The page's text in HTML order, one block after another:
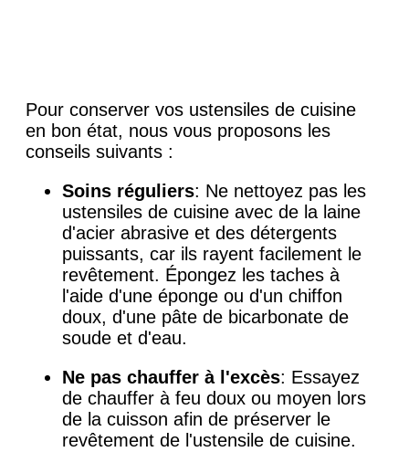
Pour conserver vos ustensiles de cuisine
en bon état, nous vous proposons les
conseils suivants :
Soins réguliers: Ne nettoyez pas les
ustensiles de cuisine avec de la laine
d'acier abrasive et des détergents
puissants, car ils rayent facilement le
revêtement. Épongez les taches à
l'aide d'une éponge ou d'un chiffon
doux, d'une pâte de bicarbonate de
soude et d'eau.
Ne pas chauffer à l'excès: Essayez
de chauffer à feu doux ou moyen lors
de la cuisson afin de préserver le
revêtement de l'ustensile de cuisine.